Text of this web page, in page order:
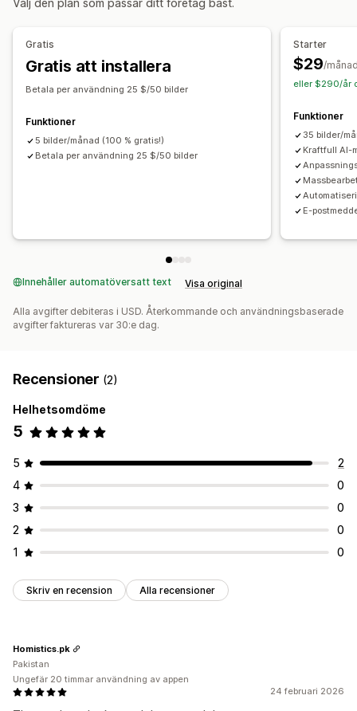
Välj den plan som passar ditt företag bäst.
Gratis
Gratis att installera
Betala per användning 25 $/50 bilder
Funktioner
5 bilder/månad (100 % gratis!)
Betala per användning 25 $/50 bilder
Starter
$29/
eller $290/år
Funktioner
35 bilder/
Kraftfull AI-
E-
Innehåller automatöversatt text Visa original
Alla avgifter debiteras i USD. Återkommande och användningsbaserade
avgifter faktureras var 30:e dag.
Recensioner (2)
Helhetsomdöme
5
5
2
4
0
3
0
2
0
1
0
Skriv en recension Alla recensioner
24 februari 2026
Homistics.pk
Pakistan
Ungefär 20 timmar användning av appen